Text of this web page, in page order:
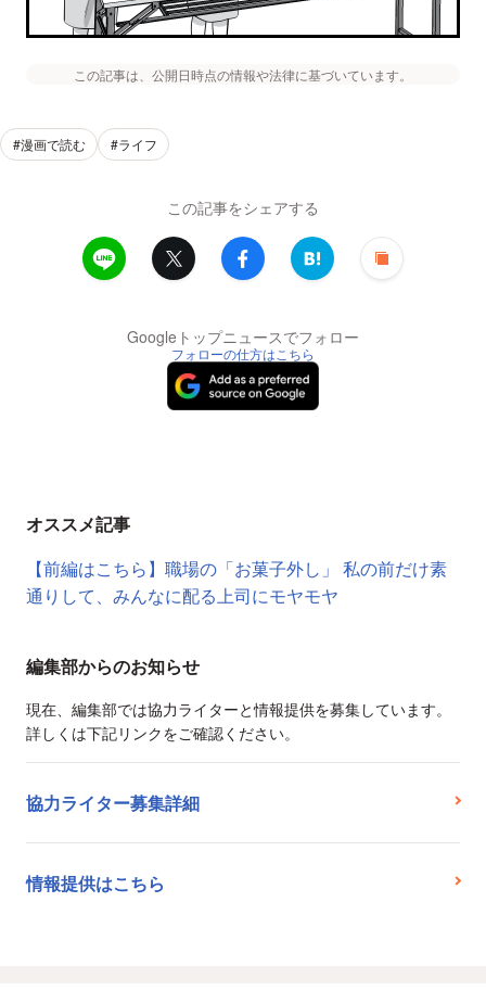
この記事は、公開日時点の情報や法律に基づいています。
#漫画で読む #ライフ
この記事をシェアする
Googleトップニュースでフォロー
フォローの仕方はこちら
オススメ記事
【前編はこちら】職場の「お菓子外し」 私の前だけ素
通りして、みんなに配る上司にモヤモヤ
編集部からのお知らせ
現在、編集部では協力ライターと情報提供を募集しています。
詳しくは下記リンクをご確認ください。
協力ライター募集詳細
情報提供はこちら